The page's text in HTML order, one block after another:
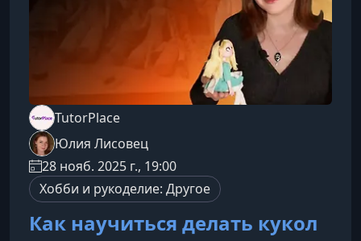
TutorPlace
Юлия Лисовец
28 нояб. 2025 г., 19:00
Хобби и рукоделие: Другое
Как научиться делать кукол